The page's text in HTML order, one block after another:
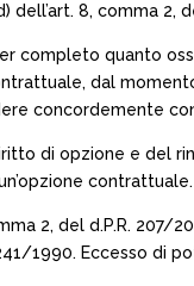
8, comma 2,
completo quanto
dal
concordemente
di opzione e del
contrattuale.
2, del d.P.R. 207/
1990. Eccesso di